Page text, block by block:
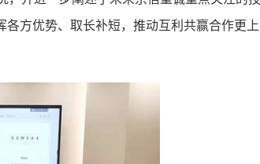
方优势、取长补短，推动互利共赢合作更上